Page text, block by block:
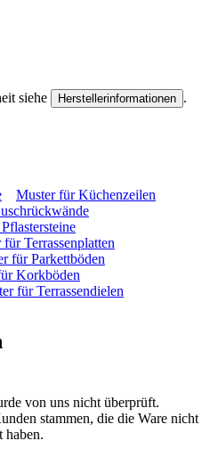
siehe Herstellerinformationen .
Muster für Küchenzeilen
Terrassenplatten
für Parkettböden
Korkböden
für Terrassendielen
von uns nicht überprüft.
stammen, die die Ware nicht
haben.